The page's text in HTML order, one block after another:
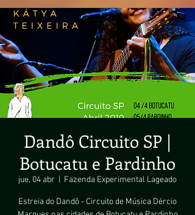
Dandô Circuito SP |
Botucatu e Pardinho
jue, 04 abr Fazenda Experimental Lageado
Estreia do Dandô - Circuito de Música Dércio